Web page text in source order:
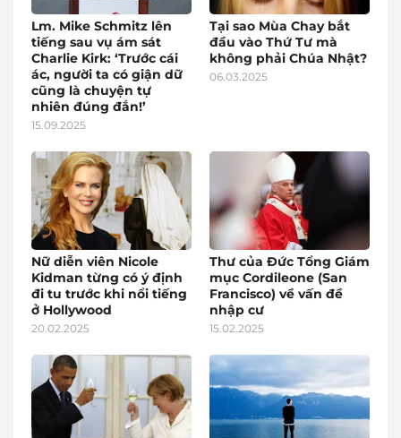
Lm. Mike Schmitz lên
tiếng sau vụ ám sát
Charlie Kirk: ‘Trước cái
ác, người ta có giận dữ
cũng là chuyện tự
nhiên đúng đắn!’
15.09.2025
Tại sao Mùa Chay bắt
đầu vào Thứ Tư mà
không phải Chúa Nhật?
06.03.2025
Nữ diễn viên Nicole
Kidman từng có ý định
đi tu trước khi nổi tiếng
ở Hollywood
20.02.2025
Thư của Đức Tổng Giám
mục Cordileone (San
Francisco) về vấn đề
nhập cư
15.02.2025